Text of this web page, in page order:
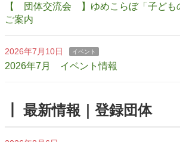
【 団体交流会 】ゆめこらぼ「子ども
ご案内
2026年7月10日 イベント
2026年7月 イベント情報
┃ 最新情報｜登録団体